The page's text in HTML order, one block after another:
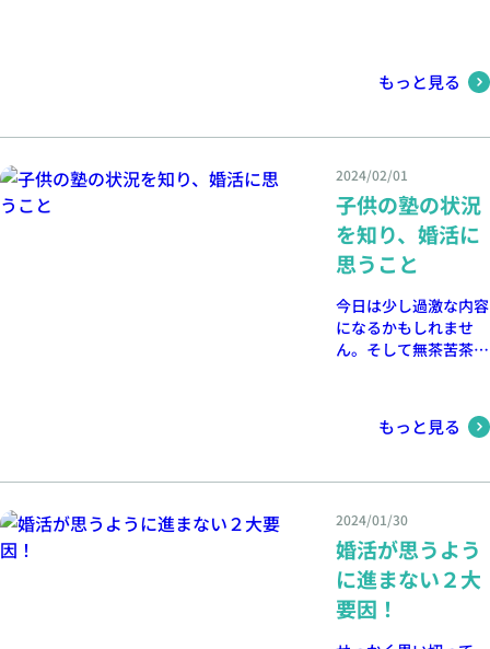
もっと見る
2024/02/01
子供の塾の状況
を知り、婚活に
思うこと
今日は少し過激な内容
になるかもしれませ
ん。そして無茶苦茶難
くなるかもしれません
もっと見る
2024/01/30
婚活が思うよう
に進まない２大
要因！